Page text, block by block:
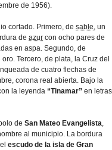
de 1956).
cortado. Primero, de sable, un
de azur con ocho pares de
en aspa. Segundo, de
Tercero, de plata, la Cruz del
de cuatro flechas de
corona real abierta. Bajo la
la leyenda “Tinamar” en letras
de San Mateo Evangelista,
al municipio. La bordura
escudo de la isla de Gran